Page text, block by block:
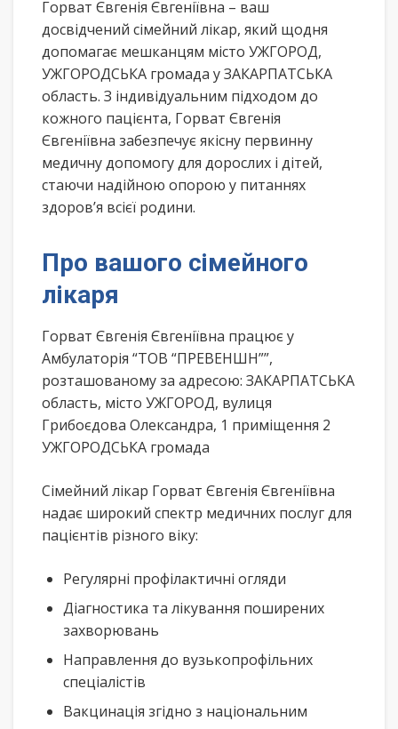
Горват Євгенія Євгеніївна – ваш
досвідчений сімейний лікар, який щодня
допомагає мешканцям місто УЖГОРОД,
УЖГОРОДСЬКА громада у ЗАКАРПАТСЬКА
область. З індивідуальним підходом до
кожного пацієнта, Горват Євгенія
Євгеніївна забезпечує якісну первинну
медичну допомогу для дорослих і дітей,
стаючи надійною опорою у питаннях
здоров’я всієї родини.
Про вашого сімейного
лікаря
Горват Євгенія Євгеніївна працює у
Амбулаторія “ТОВ “ПРЕВЕНШН””,
розташованому за адресою: ЗАКАРПАТСЬКА
область, місто УЖГОРОД, вулиця
Грибоєдова Олександра, 1 приміщення 2
УЖГОРОДСЬКА громада
Сімейний лікар Горват Євгенія Євгеніївна
надає широкий спектр медичних послуг для
пацієнтів різного віку:
Регулярні профілактичні огляди
Діагностика та лікування поширених
захворювань
Направлення до вузькопрофільних
спеціалістів
Вакцинація згідно з національним